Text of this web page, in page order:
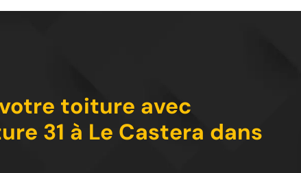
toiture avec
31 à Le Castera dans